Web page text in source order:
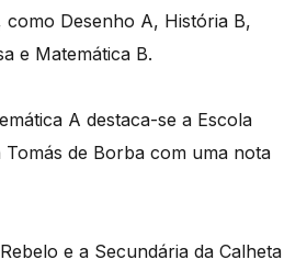
como Desenho A, História B,
e Matemática B.
A destaca-se a Escola
Tomás de Borba com uma nota
e a Secundária da Calheta